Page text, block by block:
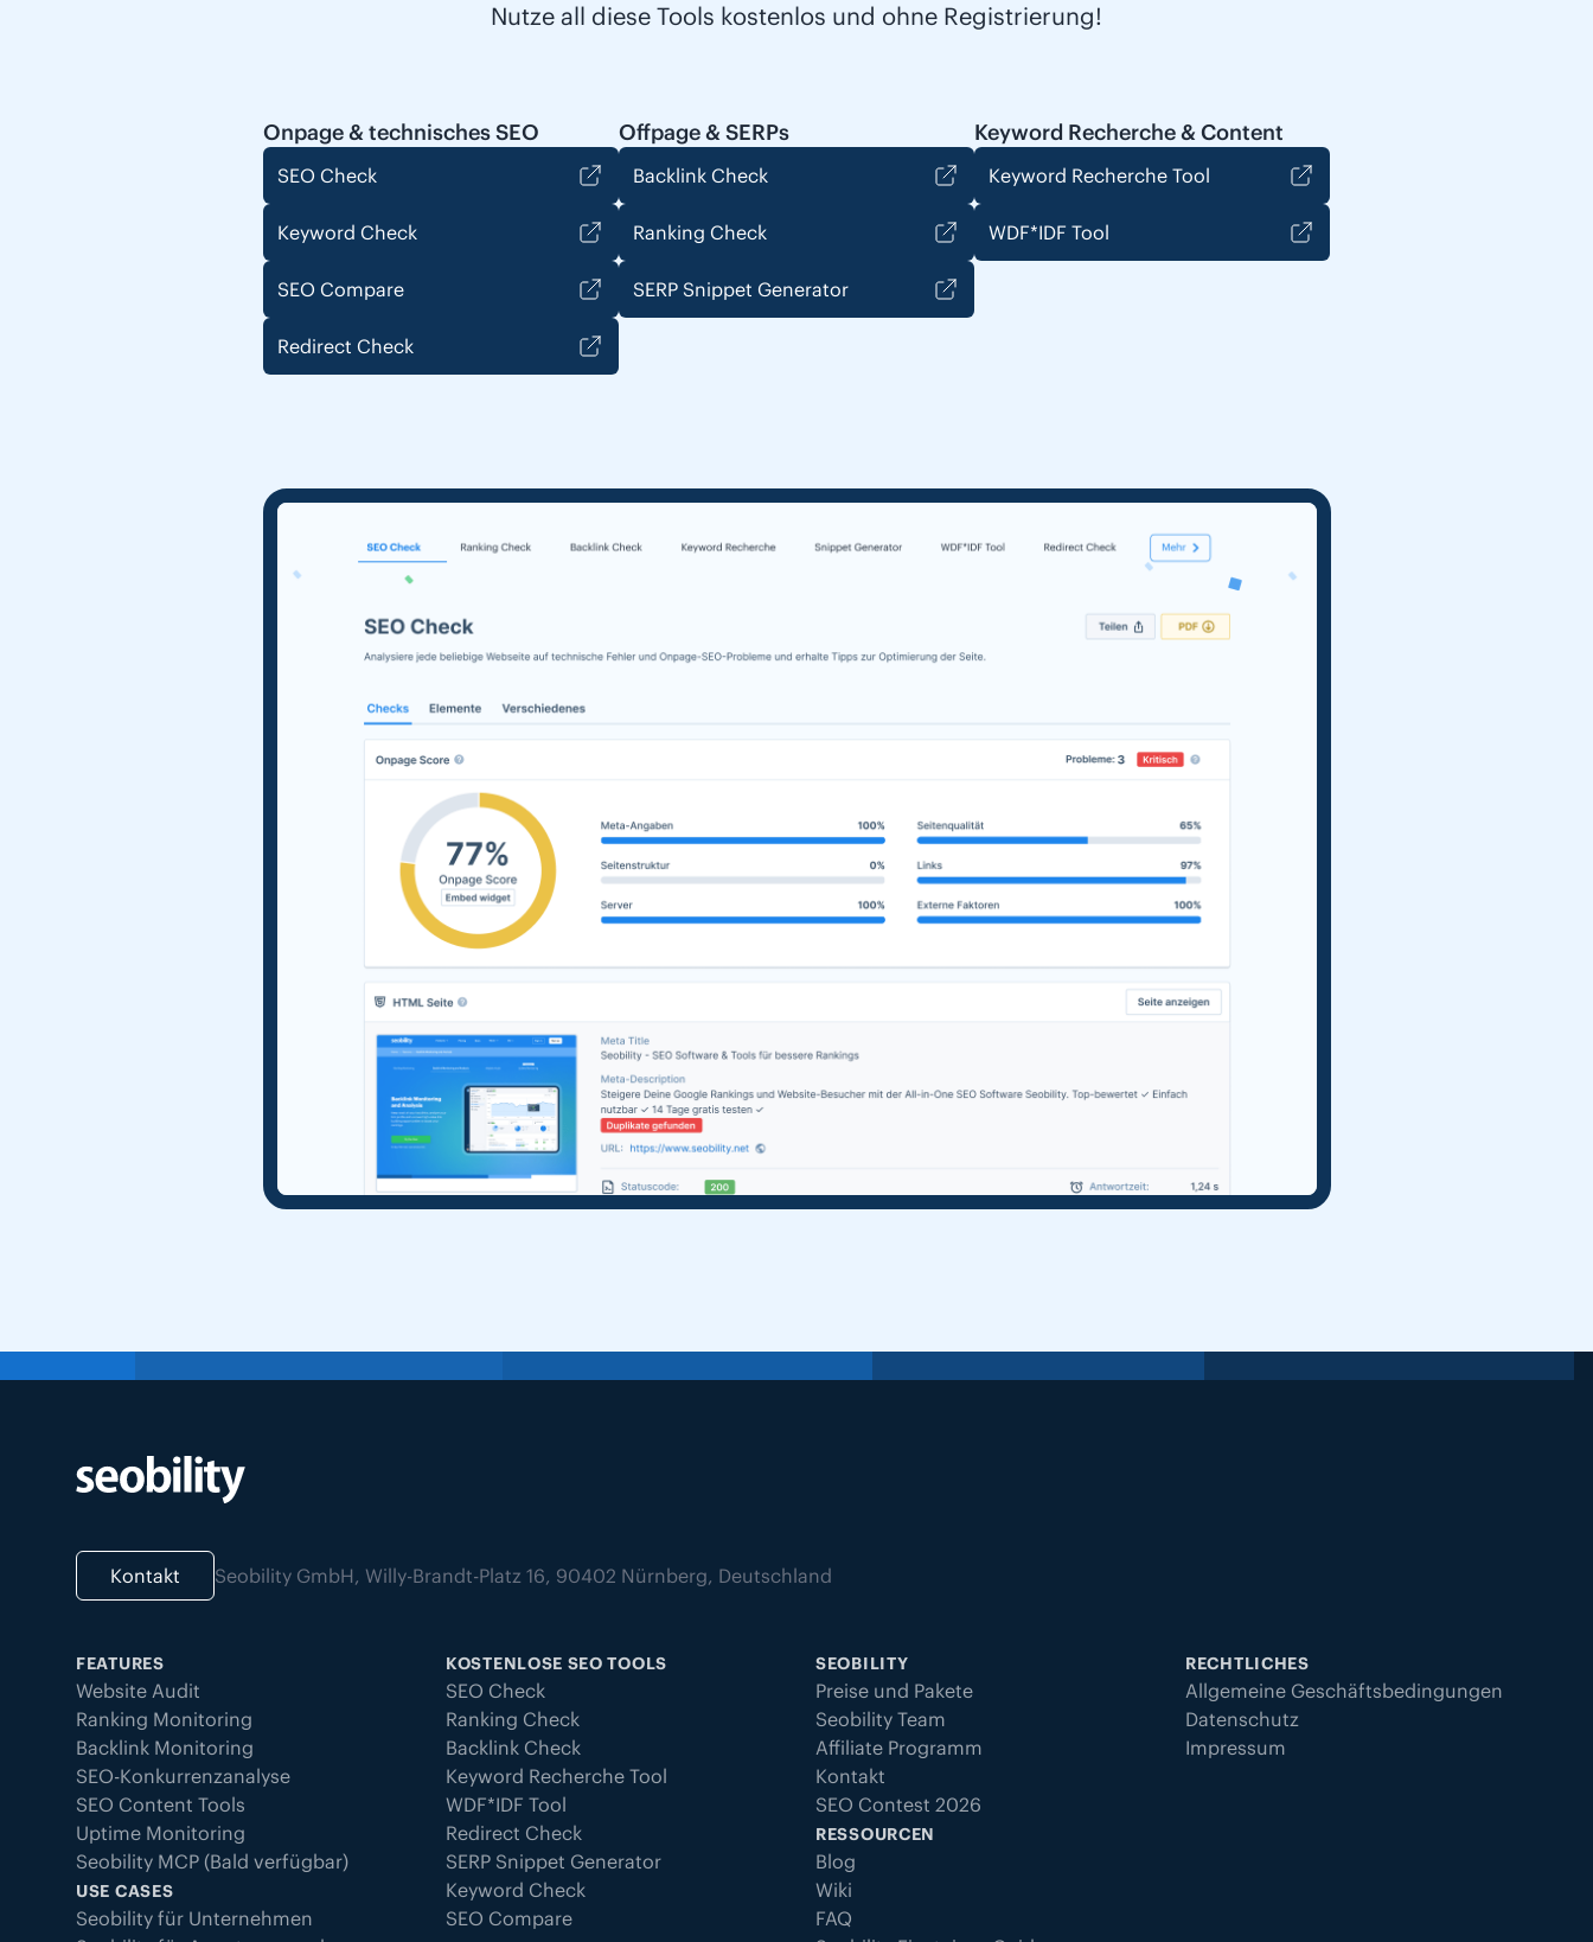
Nutze all diese Tools kostenlos und ohne Registrierung!
Onpage & technisches SEO
SEO Check
Keyword Check
SEO Compare
Redirect Check
Offpage & SERPs
Backlink Check
Ranking Check
SERP Snippet Generator
Keyword Recherche & Content
Keyword Recherche Tool
WDF*IDF Tool
Kontakt Seobility GmbH, Willy-Brandt-Platz 16, 90402 Nürnberg, Deutschland
FEATURES
Website Audit
Ranking Monitoring
Backlink Monitoring
SEO-Konkurrenzanalyse
SEO Content Tools
Uptime Monitoring
Seobility MCP (Bald verfügbar)
USE CASES
Seobility für Unternehmen
KOSTENLOSE SEO TOOLS
SEO Check
Ranking Check
Backlink Check
Keyword Recherche Tool
WDF*IDF Tool
Redirect Check
SERP Snippet Generator
Keyword Check
SEO Compare
SEOBILITY
Preise und Pakete
Seobility Team
Affiliate Programm
Kontakt
SEO Contest 2026
RESSOURCEN
Blog
Wiki
FAQ
RECHTLICHES
Allgemeine Geschäftsbedingungen
Datenschutz
Impressum